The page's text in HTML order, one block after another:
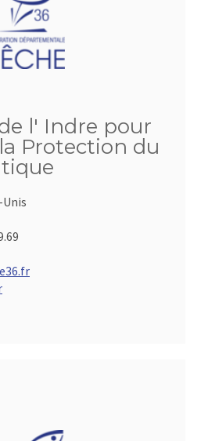
l' Indre pour
Protection du
Unis